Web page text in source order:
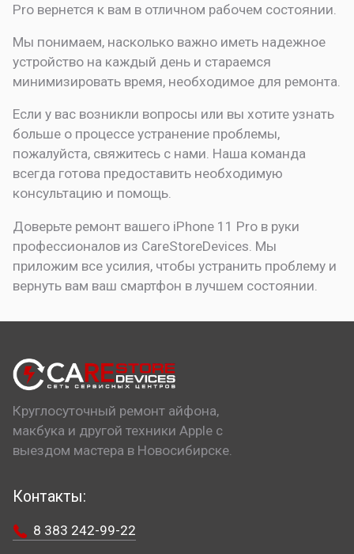
Pro вернется к вам в отличном рабочем состоянии.
Мы понимаем, насколько важно иметь надежное
устройство на каждый день и стараемся
минимизировать время, необходимое для ремонта.
Если у вас возникли вопросы или вы хотите узнать
больше о процессе устранение проблемы,
пожалуйста, свяжитесь с нами. Наша команда
всегда готова предоставить необходимую
консультацию и помощь.
Доверьте ремонт вашего iPhone 11 Pro в руки
профессионалов из CareStoreDevices. Мы
приложим все усилия, чтобы устранить проблему и
вернуть вам ваш смартфон в лучшем состоянии.
Круглосуточный ремонт айфона,
макбука и другой техники Apple с
выездом мастера в Новосибирске.
Контакты:
8 383 242-99-22